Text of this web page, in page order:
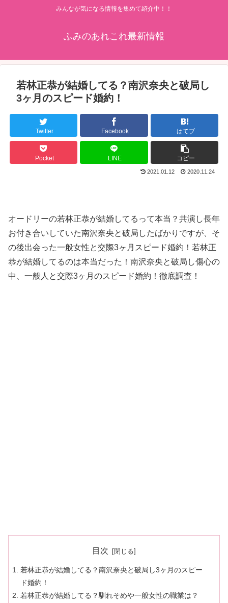
みんなが気になる情報を集めて紹介中！！
ふみのあれこれ最新情報
若林正恭が結婚してる？南沢奈央と破局し
3ヶ月のスピード婚約！
Twitter Facebook はてブ
Pocket LINE コピー
2021.01.12 2020.11.24
オードリーの若林正恭が結婚してるって本当？共演し長年
お付き合いしていた南沢奈央と破局したばかりですが、そ
の後出会った一般女性と交際3ヶ月スピード婚約！若林正
恭が結婚してるのは本当だった！南沢奈央と破局し傷心の
中、一般人と交際3ヶ月のスピード婚約！徹底調査！
目次
若林正恭が結婚してる？南沢奈央と破局し3ヶ月のスピー
ド婚約！
若林正恭が結婚してる？馴れそめや一般女性の職業は？